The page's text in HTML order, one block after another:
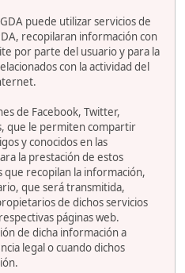
puede utilizar servicios de
recopilaran información con
por parte del usuario y para la
con la actividad del
de Facebook, Twitter,
que le permiten compartir
y conocidos en las
la prestación de estos
que recopilan la información,
que será transmitida,
de dichos servicios
páginas web.
de dicha información a
legal o cuando dichos